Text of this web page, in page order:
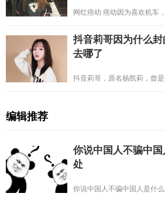
网红痞幼 痞幼因为喜欢机车
抖音莉哥因为什么
去哪了
抖音莉哥，原名杨凯莉，曾是
编辑推荐
你说中国人不骗中
处
你说中国人不骗中国人是什么